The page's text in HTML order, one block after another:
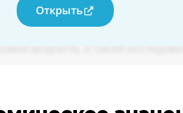
Открыть